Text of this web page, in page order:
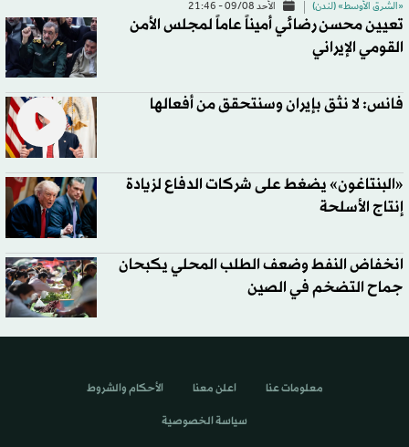
«الشرق الأوسط» (لندن) الأحد 09/08 - 21:46
تعيين محسن رضائي أميناً عاماً لمجلس الأمن
القومي الإيراني
فانس: لا نثق بإيران وسنتحقق من أفعالها
«البنتاغون» يضغط على شركات الدفاع لزيادة
إنتاج الأسلحة
انخفاض النفط وضعف الطلب المحلي يكبحان
جماح التضخم في الصين
معلومات عنا اعلن معنا الأحكام والشروط
سياسة الخصوصية